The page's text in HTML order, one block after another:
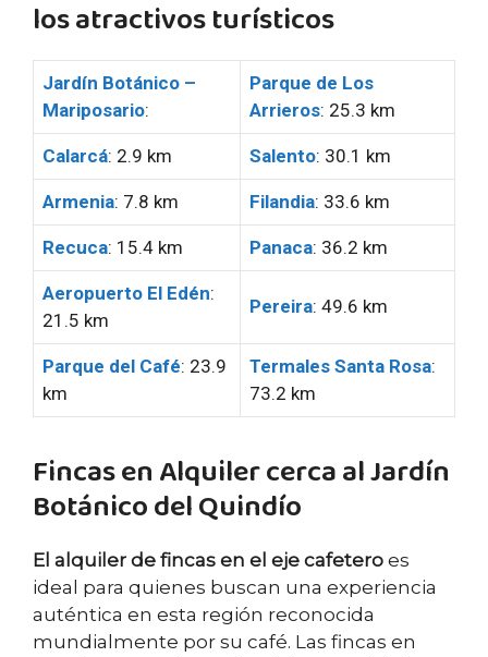
los atractivos turísticos
Jardín Botánico –
Mariposario:
Parque de Los
Arrieros: 25.3 km
Calarcá: 2.9 km Salento: 30.1 km
Armenia: 7.8 km Filandia: 33.6 km
Recuca: 15.4 km Panaca: 36.2 km
Aeropuerto El Edén:
21.5 km
Pereira: 49.6 km
Parque del Café: 23.9
km
Termales Santa Rosa:
73.2 km
Fincas en Alquiler cerca al Jardín
Botánico del Quindío
El alquiler de fincas en el eje cafetero es
ideal para quienes buscan una experiencia
auténtica en esta región reconocida
mundialmente por su café. Las fincas en